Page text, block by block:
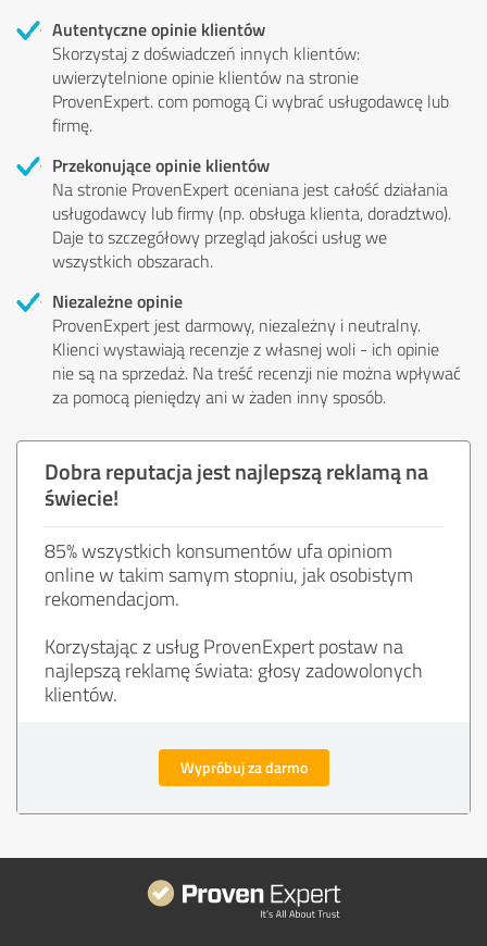
Autentyczne opinie klientów
Skorzystaj z doświadczeń innych klientów:
uwierzytelnione opinie klientów na stronie
ProvenExpert. com pomogą Ci wybrać usługodawcę lub
firmę.
Przekonujące opinie klientów
Na stronie ProvenExpert oceniana jest całość działania
usługodawcy lub firmy (np. obsługa klienta, doradztwo).
Daje to szczegółowy przegląd jakości usług we
wszystkich obszarach.
Niezależne opinie
ProvenExpert jest darmowy, niezależny i neutralny.
Klienci wystawiają recenzje z własnej woli - ich opinie
nie są na sprzedaż. Na treść recenzji nie można wpływać
za pomocą pieniędzy ani w żaden inny sposób.
Dobra reputacja jest najlepszą reklamą na
świecie!
85% wszystkich konsumentów ufa opiniom
online w takim samym stopniu, jak osobistym
rekomendacjom.
Korzystając z usług ProvenExpert postaw na
najlepszą reklamę świata: głosy zadowolonych
klientów.
Wypróbuj za darmo